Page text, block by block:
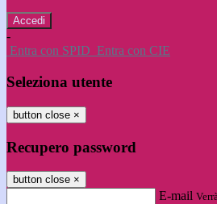
-
Entra con SPID Entra con CIE
Seleziona utente
button close ×
Recupero password
button close ×
E-mail